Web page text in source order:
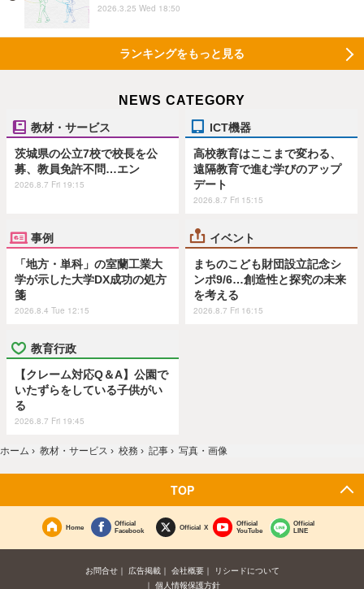
2026.3.25 Wed 18:50
ランキングをもっと見る
NEWS CATEGORY
教材・サービス
茨城県の公立7校で校長を公
募、教員免許不問…エン
2026.8.7 Fri 19:15
ICT機器
高校教育はここまで変わる、
遠隔教育で進む学びのアップ
デート
2026.8.7 Fri 15:15
事例
「地方・単科」の室蘭工業大
学が示した大学DX成功の処方
箋
2026.8.4 Tue 12:15
イベント
まちのこども財団設立記念シ
ンポ9/6…創造性と探究の未来
を考える
2026.8.7 Fri 16:15
教育行政
【クレーム対応Q＆A】公園で
いたずらをしている子供がい
る
2026.8.7 Fri 19:45
ホーム › 教材・サービス › 校務 › 記事 › 写真・画像
TOP
Home
Official
Facebook
Official X
Official
YouTube
Official
LINE
お問合せ 広告掲載 会社概要
リシードについて
個人情報保護方針